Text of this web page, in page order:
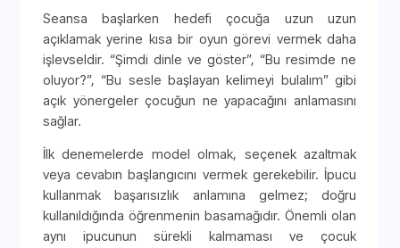
Seansa başlarken hedefi çocuğa uzun uzun
açıklamak yerine kısa bir oyun görevi vermek daha
işlevseldir. “Şimdi dinle ve göster”, “Bu resimde ne
oluyor?”, “Bu sesle başlayan kelimeyi bulalım” gibi
açık yönergeler çocuğun ne yapacağını anlamasını
sağlar.
İlk denemelerde model olmak, seçenek azaltmak
veya cevabın başlangıcını vermek gerekebilir. İpucu
kullanmak başarısızlık anlamına gelmez; doğru
kullanıldığında öğrenmenin basamağıdır. Önemli olan
aynı ipucunun sürekli kalmaması ve çocuk